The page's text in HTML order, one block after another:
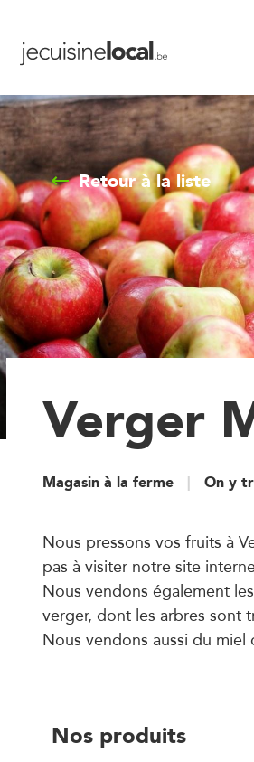
Retour à la liste
Verger
Magasin à la ferme On y
Nous pressons vos fruits à
pas à visiter notre site
Nous vendons également
verger, dont les arbres sont
Nous vendons aussi du miel
Nos produits